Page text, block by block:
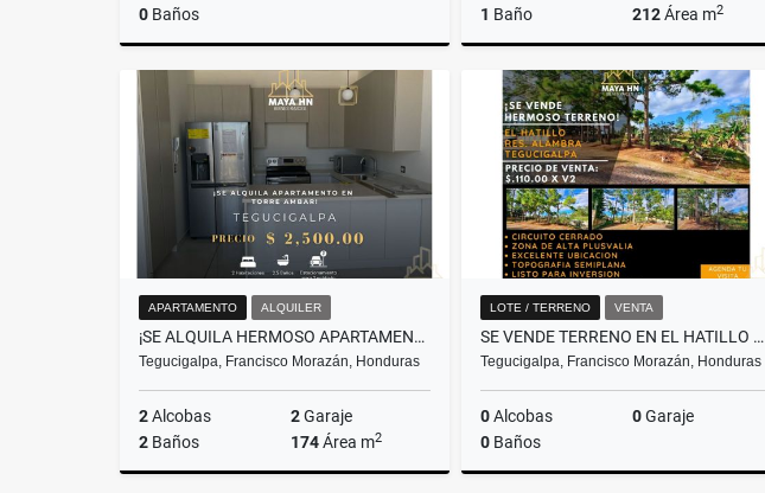
0 Baños
L12,500,000
1 Baño 212Área m2
Alquiler
L1,908
APARTAMENTO ALQUILER
¡SE ALQUILA HERMOSO APARTAMENTO EN TORRE ÁMBAR, TEGUCIGALPA!
Tegucigalpa, Francisco Morazán, Honduras
2Alcobas 2Garaje
2 Baños 174Área m2
LOTE / TERRENO VENTA
SE VENDE TERRENO EN EL HATILLO RES. ALAMBRA KM9
Tegucigalpa, Francisco Morazán, Honduras
0Alcobas 0Garaje
0 Baños